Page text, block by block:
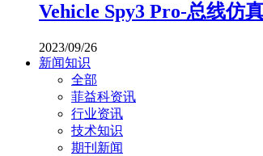
Vehicle Spy3 Pro-总线仿
2023/09/26
新闻知识
全部
菲益科资讯
行业资讯
技术知识
期刊新闻